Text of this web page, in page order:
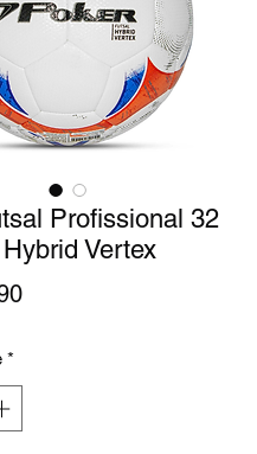
Profissional 32
Vertex
Preço
*